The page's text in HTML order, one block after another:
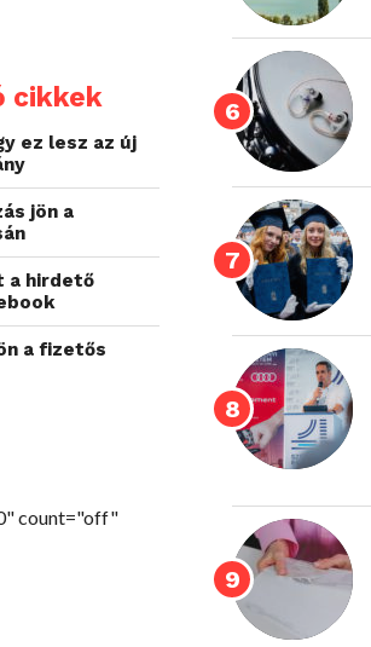
cikkek
ez lesz az új
jön a
a hirdető
a fizetős
count="off"